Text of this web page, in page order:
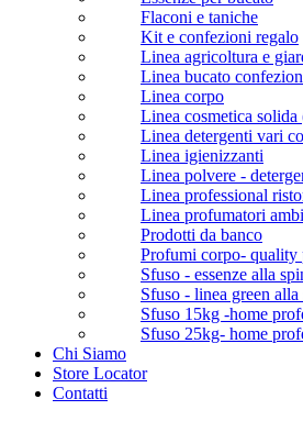
Flaconi e taniche
Kit e confezioni regalo
Linea agricoltura e
Linea bucato
Linea corpo
Linea cosmetica
Linea detergenti vari
Linea igienizzanti
Linea polvere -
Linea professional
Linea profumatori
Prodotti da banco
Profumi corpo- quality
Sfuso - essenze alla
Sfuso - linea green alla
Sfuso 15kg -home
Sfuso 25kg- home
Chi Siamo
Store Locator
Contatti